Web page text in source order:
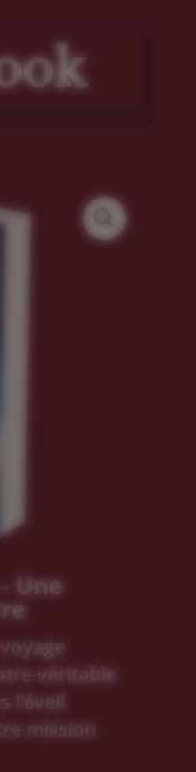
Une
véritable
l’éveil
mission